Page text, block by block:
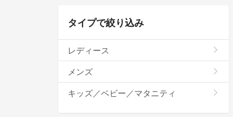
タイプで絞り込み
レディース
メンズ
キッズ／ベビー／マタニティ